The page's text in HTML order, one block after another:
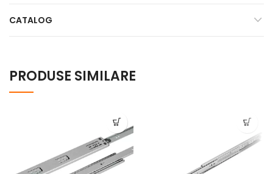
CATALOG
PRODUSE SIMILARE